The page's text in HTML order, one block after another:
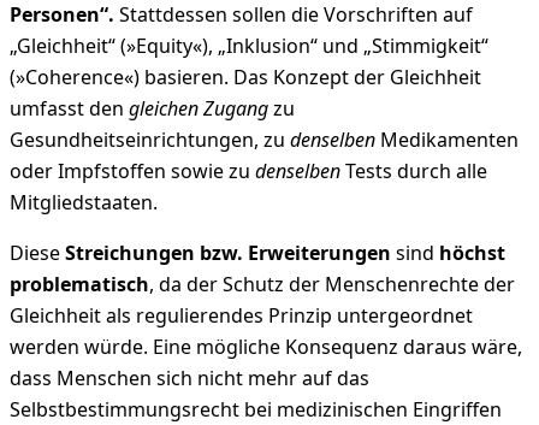
Personen“. Stattdessen sollen die Vorschriften auf
„Gleichheit“ (»Equity«), „Inklusion“ und „Stimmigkeit“
(»Coherence«) basieren. Das Konzept der Gleichheit
umfasst den gleichen Zugangzu
Gesundheitseinrichtungen, zu denselben Medikamenten
oder Impfstoffen sowie zu denselbenTests durch alle
Mitgliedstaaten.
DieseStreichungen bzw. Erweiterungen sind höchst
problematisch, da der Schutz der Menschenrechte der
Gleichheit als regulierendes Prinzip untergeordnet
werden würde. Eine mögliche Konsequenz daraus wäre,
dass Menschen sich nicht mehr auf das
Selbstbestimmungsrecht bei medizinischen Eingriffen